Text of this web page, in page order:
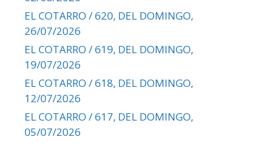
EL COTARRO / 620, DEL DOMINGO,
26/07/2026
EL COTARRO / 619, DEL DOMINGO,
19/07/2026
EL COTARRO / 618, DEL DOMINGO,
12/07/2026
EL COTARRO / 617, DEL DOMINGO,
05/07/2026